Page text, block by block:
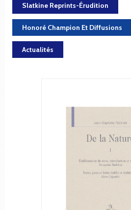
Slatkine Reprints-Érudition
Honoré Champion Et Diffusions
Actualités